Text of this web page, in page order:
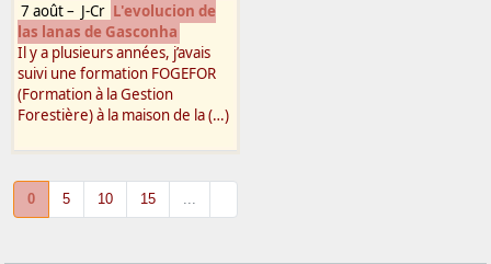
7 août– J-Cr L'evolucion de
las lanas de Gasconha
Il y a plusieurs années, j’avais
suivi une formation FOGEFOR
(Formation à la Gestion
Forestière) à la maison de la (…)
0 5 10 15 ...